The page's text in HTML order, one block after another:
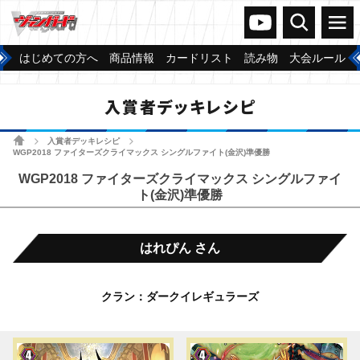
ヴァンガードch
検索 メニュー
はじめての方へ 商品情報 カードリスト 読み物 大会ルール
入賞者デッキレシピ
ホーム 入賞者デッキレシピ
WGP2018 ファイターズクライマックス シングルファイト(金沢)準優勝
WGP2018 ファイターズクライマックス シングルファイ
ト(金沢)準優勝
はれぴん さん
クラン：ダークイレギュラーズ